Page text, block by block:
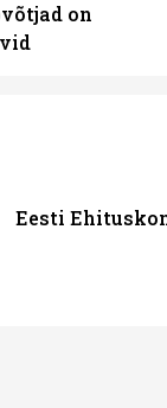
on
Eesti